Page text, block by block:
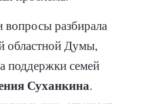
разбирала
областной Думы,
поддержки семей
Суханкина.